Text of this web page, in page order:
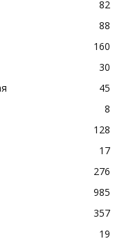
82
88
160
30
45
8
128
17
276
985
357
19